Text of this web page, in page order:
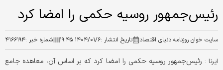
رئیس‌جمهور روسیه حکمی را امضا کرد
سایت خوان روزنامه دنیای اقتصاد تاریخ انتشار :۱۴۰۴/۰۱/۶ ۱۹:۴۵ شماره خبر :۴۱۶۶۱۹۴
ایرنا : رئیس‌جمهور روسیه حکمی را امضا کرد که بر اساس آن، معاهده جامع